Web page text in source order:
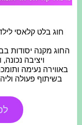
חוג בלט קלאסי
החוג מקנה יסודות
ויציבה
באווירה נעימה
בשיתוף פעולה